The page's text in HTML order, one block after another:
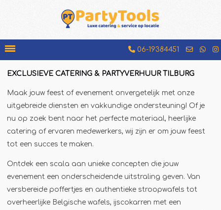
06-19384451
Chocolademelkkraam
Espressobar
Glühweinkraam
Hotdogkraam
EXCLUSIEVE CATERING & PARTYVERHUUR TILBURG
Maak jouw feest of evenement onvergetelijk met onze
uitgebreide diensten en vakkundige ondersteuning! Of je
nu op zoek bent naar het perfecte materiaal, heerlijke
catering of ervaren medewerkers, wij zijn er om jouw feest
tot een succes te maken.
Ontdek een scala aan unieke concepten die jouw
evenement een onderscheidende uitstraling geven. Van
versbereide poffertjes en authentieke stroopwafels tot
overheerlijke Belgische wafels, ijscokarren met een